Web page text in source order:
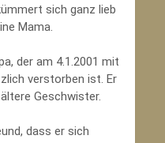
sich ganz lieb
Mama.
der am 4.1.2001 mit
verstorben ist. Er
Geschwister.
dass er sich